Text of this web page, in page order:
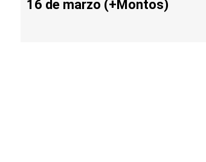
16 de marzo (+Montos)